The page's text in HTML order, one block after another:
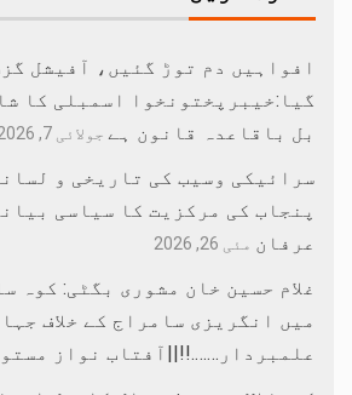
افواہیں دم توڑ گئیں، آفیشل
گیا:خیبرپختونخوا اسمبلی کا
بل باقاعدہ قانون ہے جولائی 7, 2026
سرائیکی وسیب کی تاریخی و
پنجاب کی مرکزیت کا سیاسی
عرفان مئی 26, 2026
غلام حسین خان مشوری بگٹی: کوہ
میں انگریزی سامراج کے خلاف
علمبردار…….!!||آفتاب نواز